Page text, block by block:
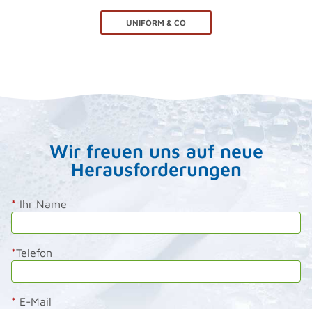
UNIFORM & CO
Wir freuen uns auf neue
Herausforderungen
* Ihr Name
*Telefon
* E-Mail